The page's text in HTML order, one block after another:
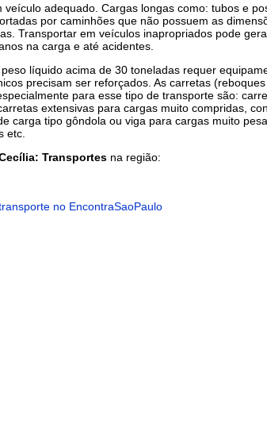
veículo adequado. Cargas longas como: tubos e
por caminhões que não possuem as
Transportar em veículos inapropriados pode
na carga e até acidentes.
líquido acima de 30 toneladas requer
precisam ser reforçados. As carretas
para esse tipo de transporte são:
extensivas para cargas muito compridas,
carga tipo gôndola ou viga para cargas muito
etc.
Transportes na região:
no EncontraSaoPaulo